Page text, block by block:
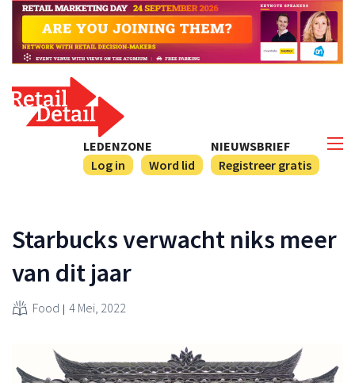
NIEUWSBRIEF
Registreer gratis
LEDENZONE
Log in
Word lid
Starbucks verwacht niks meer
van dit jaar
Food 4 Mei, 2022